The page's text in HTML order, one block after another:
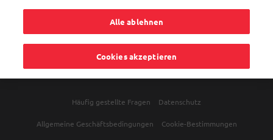
Häufig gestellte Fragen Datenschutz
Allgemeine Geschäftsbedingungen Cookie-Bestimmungen
Alle ablehnen
Cookies akzeptieren